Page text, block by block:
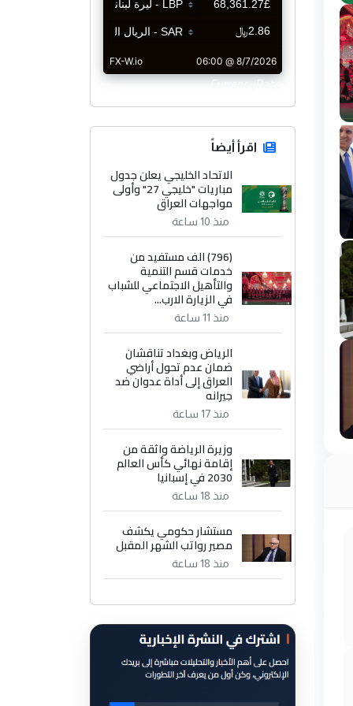
CurrencyRate
اقرأ أيضاً
الاتحاد الخليجي يعلن جدول
مباريات "خليجي 27" وأولى
مواجهات العراق
منذ 10 ساعة
(796) الف مستفيد من
خدمات قسم التنمية
والتأهيل الاجتماعي للشباب
في الزيارة الارب...
منذ 11 ساعة
الرياض وبغداد تناقشان
ضمان عدم تحول أراضي
العراق إلى أداة عدوان ضد
جيرانه
منذ 17 ساعة
وزيرة الرياضة واثقة من
إقامة نهائي كأس العالم
2030 في إسبانيا
منذ 18 ساعة
مستشار حكومي يكشف
مصير رواتب الشهر المقبل
منذ 18 ساعة